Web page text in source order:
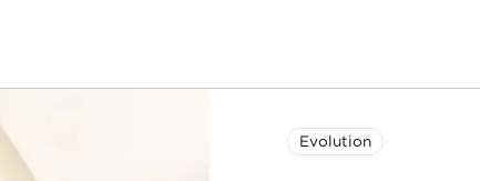
Evolution